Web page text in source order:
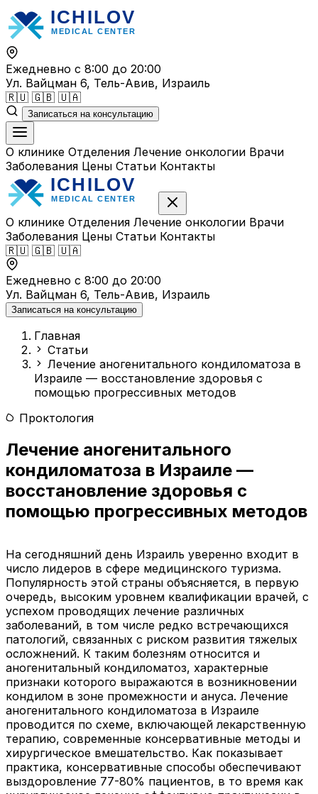
Перейти
к
содержимому
Ежедневно с 8:00 до 20:00
Ул. Вайцман 6, Тель-Авив, Израиль
🇷🇺 🇬🇧 🇺🇦
Записаться на консультацию
О клинике Отделения Лечение онкологии Врачи
Заболевания Цены Статьи Контакты
О клинике Отделения Лечение онкологии Врачи
Заболевания Цены Статьи Контакты
🇷🇺 🇬🇧 🇺🇦
Ежедневно с 8:00 до 20:00
Ул. Вайцман 6, Тель-Авив, Израиль
Записаться на консультацию
Главная
Статьи
Лечение аногенитального кондиломатоза в
Израиле — восстановление здоровья с
помощью прогрессивных методов
Проктология
Лечение аногенитального
кондиломатоза в Израиле —
восстановление здоровья с
помощью прогрессивных методов
На сегодняшний день Израиль уверенно входит в
число лидеров в сфере медицинского туризма.
Популярность этой страны объясняется, в первую
очередь, высоким уровнем квалификации врачей, с
успехом проводящих лечение различных
заболеваний, в том числе редко встречающихся
патологий, связанных с риском развития тяжелых
осложнений. К таким болезням относится и
аногенитальный кондиломатоз, характерные
признаки которого выражаются в возникновении
кондилом в зоне промежности и ануса. Лечение
аногенитального кондиломатоза в Израиле
проводится по схеме, включающей лекарственную
терапию, современные консервативные методы и
хирургическое вмешательство. Как показывает
практика, консервативные способы обеспечивают
выздоровление 77-80% пациентов, в то время как